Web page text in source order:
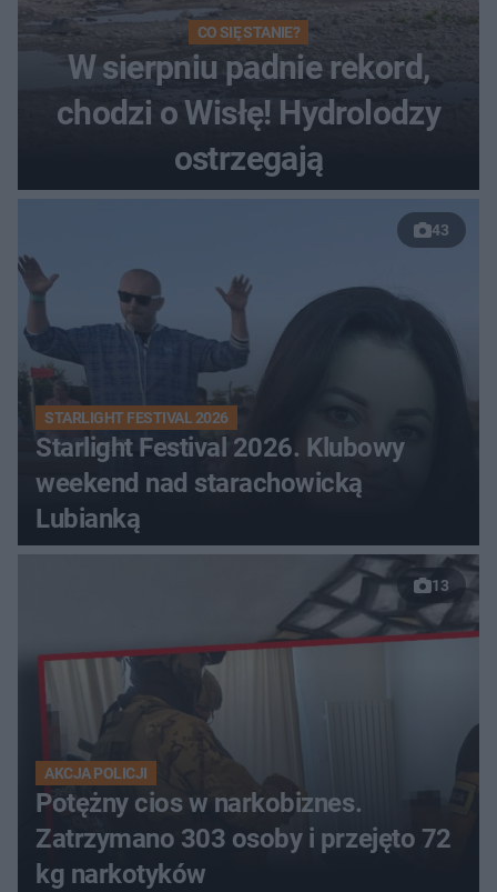
CO SIĘ STANIE?
W sierpniu padnie rekord,
chodzi o Wisłę! Hydrolodzy
ostrzegają
43
STARLIGHT FESTIVAL 2026
Starlight Festival 2026. Klubowy
weekend nad starachowicką
Lubianką
13
AKCJA POLICJI
Potężny cios w narkobiznes.
Zatrzymano 303 osoby i przejęto 72
kg narkotyków